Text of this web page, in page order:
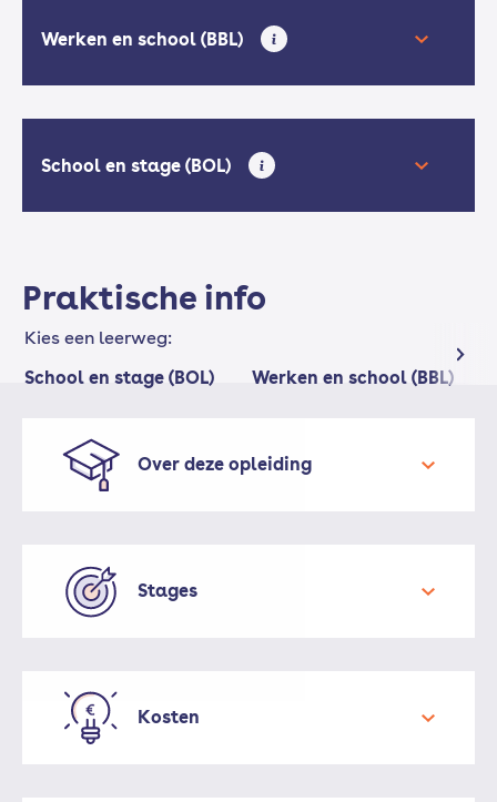
Werken en school (BBL)
School en stage (BOL)
Praktische info
Kies een leerweg:
School en stage (BOL)
Werken en school (BBL)
Over deze opleiding
Stages
Kosten